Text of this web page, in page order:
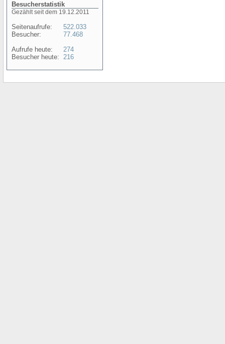
Besucherstatistik
Gezählt seit dem 19.12.2011
Seitenaufrufe:
Besucher:
Aufrufe heute:
Besucher heute:
522.033
77.468
274
216